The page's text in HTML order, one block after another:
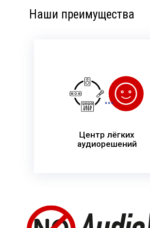
Наши преимущества
Центр лёгких
аудиорешений